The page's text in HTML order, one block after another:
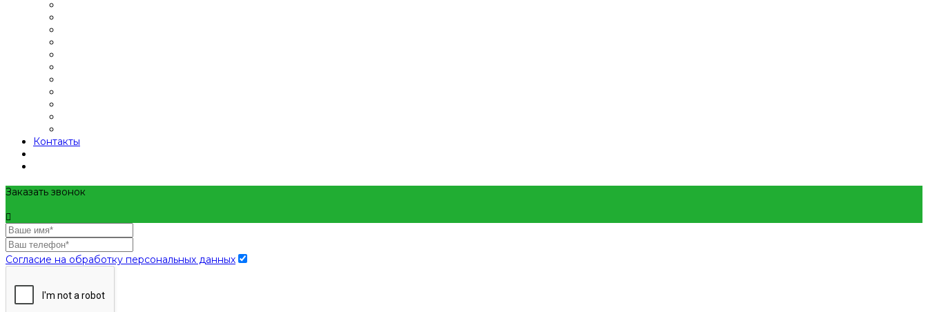
Контакты
Заказать звонок
Согласие на обработку персональных данных